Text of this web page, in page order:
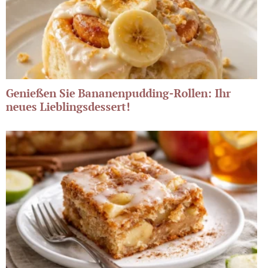
Genießen Sie Bananenpudding-Rollen: Ihr
neues Lieblingsdessert!